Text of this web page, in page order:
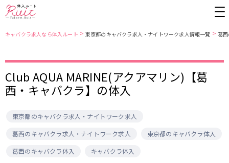
キャバクラ求人なら体入ルート > 東京都のキャバクラ求人・ナイトワーク求人情報一覧 > 葛
Club AQUA MARINE(アクアマリン)【葛
西・キャバクラ】の体入
東京都のキャバクラ求人・ナイトワーク求人
葛西のキャバクラ求人・ナイトワーク求人
東京都のキャバクラ体入
葛西のキャバクラ体入
キャバクラ体入
上野
池袋
吉祥寺
町田
立川
歌舞伎町
五反田
蒲田
銀座駅
上野駅
恵比寿駅
六本木駅
広尾駅
三ノ輪駅